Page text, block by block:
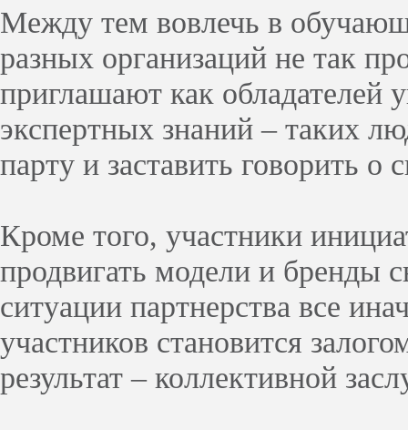
Между тем вовлечь в
разных организаций не так
приглашают как обладателей
экспертных знаний – таких
парту и заставить говорить о
Кроме того, участники
продвигать модели и бренды
ситуации партнерства все
участников становится
результат – коллективной